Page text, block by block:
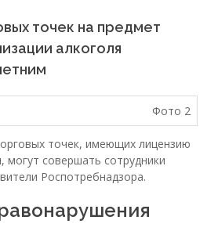
точек на предмет
алкоголя
точек, имеющих лицензию
могут совершать сотрудники
Роспотребнадзора.